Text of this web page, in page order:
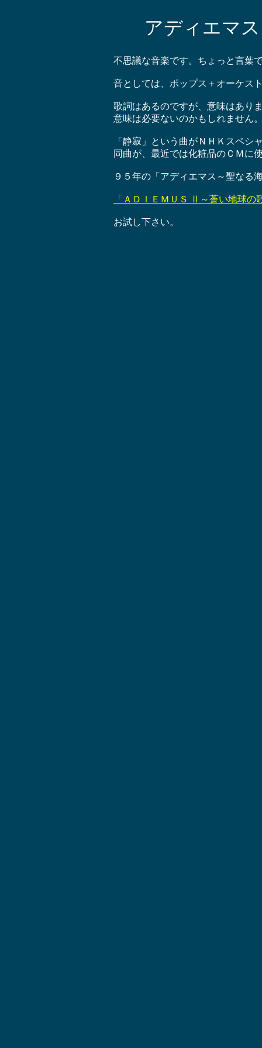
アディエマ
不思議な音楽です。ちょっと言葉
音としては、ポップス＋オーケス
歌詞はあるのですが、意味はあり
意味は必要ないのかもしれません
「静寂」という曲がＮＨＫスペシ
同曲が、最近では化粧品のＣＭに
９５年の「アディエマス～聖なる
「ＡＤＩＥＭＵＳ Ⅱ～蒼い地球の
お試し下さい。